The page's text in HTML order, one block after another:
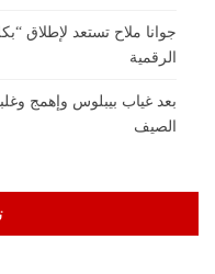
جوانا ملاح تستعد لإطلاق
الرقمية
بعد غياب بيبلوس وإهمج
الصيف